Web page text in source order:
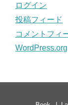
ログイン
投稿フィード
コメントフィ
WordPress.org